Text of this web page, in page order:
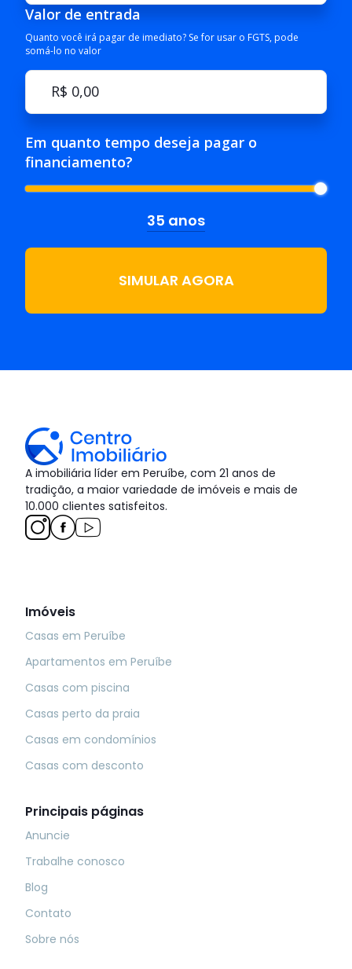
Valor de entrada
Quanto você irá pagar de imediato? Se for usar o FGTS, pode
somá-lo no valor
Em quanto tempo deseja pagar o
financiamento?
35 anos
SIMULAR AGORA
A imobiliária líder em Peruíbe, com 21 anos de
tradição, a maior variedade de imóveis e mais de
10.000 clientes satisfeitos.
Imóveis
Casas em Peruíbe
Apartamentos em Peruíbe
Casas com piscina
Casas perto da praia
Casas em condomínios
Casas com desconto
Principais páginas
Anuncie
Trabalhe conosco
Blog
Contato
Sobre nós